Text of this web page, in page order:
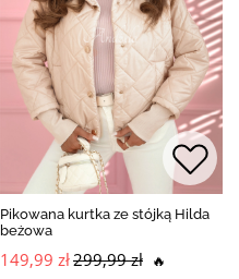
Pikowana kurtka ze stójką Hilda
beżowa
149,99 zł299,99 zł 🔥